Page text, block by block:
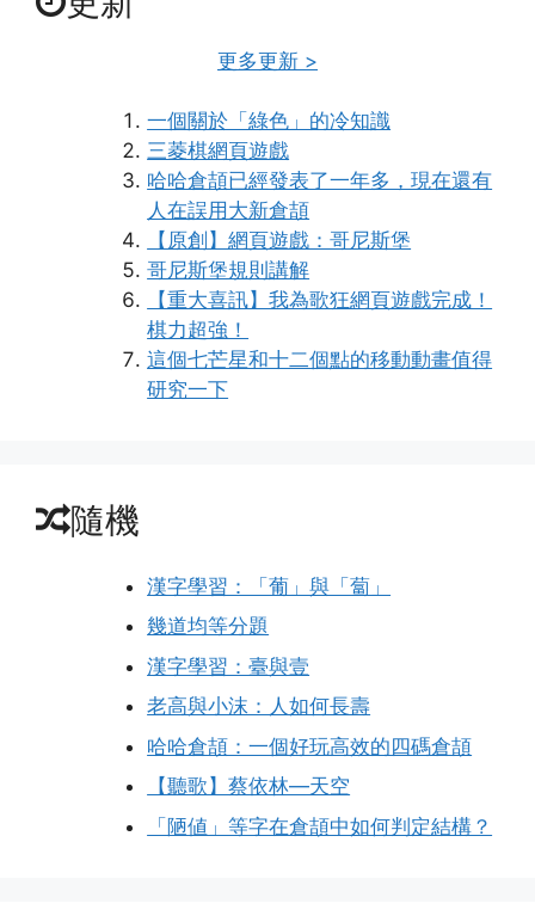
更多更新 >
一個關於「綠色」的冷知識
三菱棋網頁遊戲
哈哈倉頡已經發表了一年多，現在還有
人在誤用大新倉頡
【原創】網頁遊戲：哥尼斯堡
哥尼斯堡規則講解
【重大喜訊】我為歌狂網頁遊戲完成！
棋力超強！
這個七芒星和十二個點的移動動畫值得
研究一下
隨機
漢字學習：「葡」與「蔔」
幾道均等分題
漢字學習：臺與壹
老高與小沫：人如何長壽
哈哈倉頡：一個好玩高效的四碼倉頡
【聽歌】蔡依林—天空
「陋値」等字在倉頡中如何判定結構？